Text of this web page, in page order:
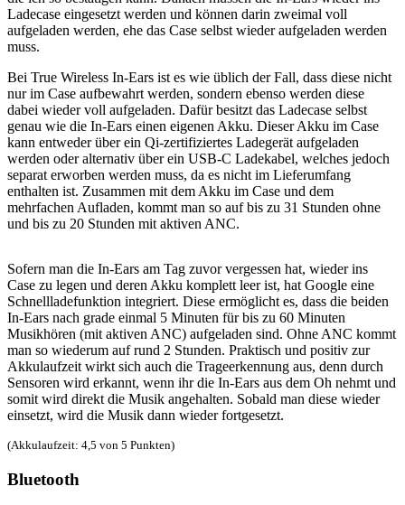
Ladecase eingesetzt werden und können darin zweimal voll
aufgeladen werden, ehe das Case selbst wieder aufgeladen werden
muss.
Bei True Wireless In-Ears ist es wie üblich der Fall, dass diese nicht
nur im Case aufbewahrt werden, sondern ebenso werden diese
dabei wieder voll aufgeladen. Dafür besitzt das Ladecase selbst
genau wie die In-Ears einen eigenen Akku. Dieser Akku im Case
kann entweder über ein Qi-zertifiziertes Ladegerät aufgeladen
werden oder alternativ über ein USB-C Ladekabel, welches jedoch
separat erworben werden muss, da es nicht im Lieferumfang
enthalten ist. Zusammen mit dem Akku im Case und dem
mehrfachen Aufladen, kommt man so auf bis zu 31 Stunden ohne
und bis zu 20 Stunden mit aktiven ANC.
Sofern man die In-Ears am Tag zuvor vergessen hat, wieder ins
Case zu legen und deren Akku komplett leer ist, hat Google eine
Schnellladefunktion integriert. Diese ermöglicht es, dass die beiden
In-Ears nach grade einmal 5 Minuten für bis zu 60 Minuten
Musikhören (mit aktiven ANC) aufgeladen sind. Ohne ANC kommt
man so wiederum auf rund 2 Stunden. Praktisch und positiv zur
Akkulaufzeit wirkt sich auch die Trageerkennung aus, denn durch
Sensoren wird erkannt, wenn ihr die In-Ears aus dem Oh nehmt und
somit wird direkt die Musik angehalten. Sobald man diese wieder
einsetzt, wird die Musik dann wieder fortgesetzt.
(Akkulaufzeit: 4,5 von 5 Punkten)
Bluetooth